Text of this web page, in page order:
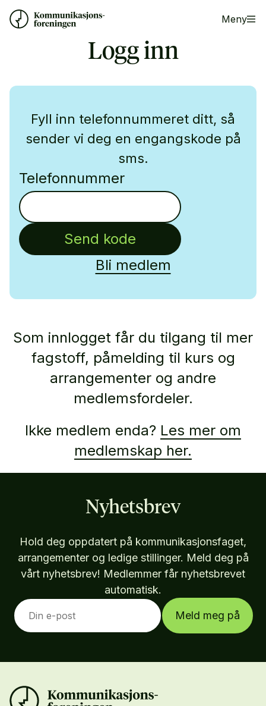
Meny
Logg inn
Fyll inn telefonnummeret ditt, så
sender vi deg en engangskode på
sms.
Telefonnummer
Send kode
Bli medlem
Som innlogget får du tilgang til mer
fagstoff, påmelding til kurs og
arrangementer og andre
medlemsfordeler.
Ikke medlem enda? Les mer om
medlemskap her.
Nyhetsbrev
Hold deg oppdatert på kommunikasjonsfaget,
arrangementer og ledige stillinger. Meld deg på
vårt nyhetsbrev! Medlemmer får nyhetsbrevet
automatisk.
Meld meg på